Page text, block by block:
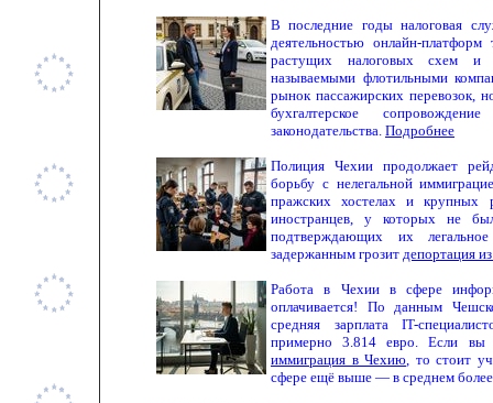
В последние годы налоговая
деятельностью онлайн-
растущих налоговых схем и
называемыми флотильными
рынок пассажирских перевозок,
бухгалтерское
законодательства. Подробнее
Полиция Чехии продолжает
борьбу с нелегальной
пражских хостелах и крупных
иностранцев, у которых не
подтверждающих их
задержанным грозит депортация
Работа в Чехии в сфере
оплачивается! По данным
средняя зарплата IT-
примерно 3.814 евро. Если вы
иммиграция в Чехию, то стоит
сфере ещё выше — в среднем